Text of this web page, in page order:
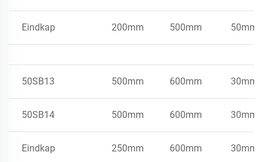
Eindkap 200mm 500mm 50mm
50SB13 500mm 600mm 30mm
50SB14 500mm 600mm 30mm
Eindkap 250mm 600mm 30mm